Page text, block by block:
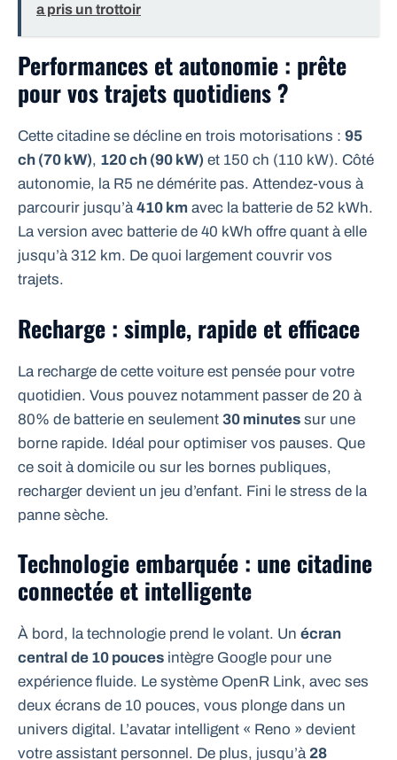
a pris un trottoir
Performances et autonomie : prête
pour vos trajets quotidiens ?
Cette citadine se décline en trois motorisations : 95
ch (70 kW), 120 ch (90 kW) et 150 ch (110 kW). Côté
autonomie, la R5 ne démérite pas. Attendez-vous à
parcourir jusqu’à410 km avec la batterie de 52 kWh.
La version avec batterie de 40 kWh offre quant à elle
jusqu’à 312 km. De quoi largement couvrir vos
trajets.
Recharge : simple, rapide et efficace
La recharge de cette voiture est pensée pour votre
quotidien. Vous pouvez notamment passer de 20 à
80% de batterie en seulement 30 minutes sur une
borne rapide. Idéal pour optimiser vos pauses. Que
ce soit à domicile ou sur les bornes publiques,
recharger devient un jeu d’enfant. Fini le stress de la
panne sèche.
Technologie embarquée : une citadine
connectée et intelligente
À bord, la technologie prend le volant. Un écran
central de 10 pouces intègre Google pour une
expérience fluide. Le système OpenR Link, avec ses
deux écrans de 10 pouces, vous plonge dans un
univers digital. L’avatar intelligent « Reno » devient
votre assistant personnel. De plus, jusqu’à28